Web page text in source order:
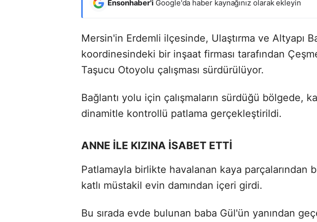
Ensonhaber'i Google'da haber kaynağınız olarak ekleyin
Mersin'in Erdemli ilçesinde, Ulaştırma ve Altyapı
koordinesindeki bir inşaat firması tarafından
Taşucu Otoyolu çalışması sürdürülüyor.
Bağlantı yolu için çalışmaların sürdüğü bölgede,
dinamitle kontrollü patlama gerçekleştirildi.
ANNE İLE KIZINA İSABET ETTİ
Patlamayla birlikte havalanan kaya parçalarından
katlı müstakil evin damından içeri girdi.
Bu sırada evde bulunan baba Gül'ün yanından